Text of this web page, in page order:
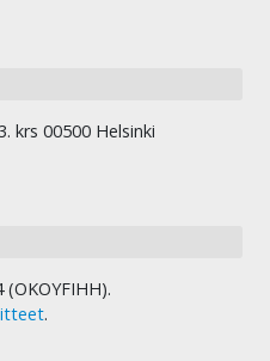
krs 00500 Helsinki
(OKOYFIHH).
.